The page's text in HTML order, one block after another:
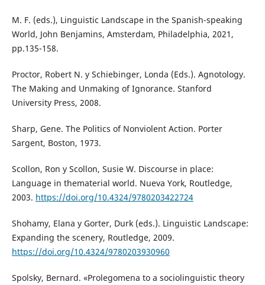
M. F. (eds.), Linguistic Landscape in the Spanish-speaking
World, John Benjamins, Amsterdam, Philadelphia, 2021,
pp.135-158.
Proctor, Robert N. y Schiebinger, Londa (Eds.). Agnotology.
The Making and Unmaking of Ignorance. Stanford
University Press, 2008.
Sharp, Gene. The Politics of Nonviolent Action. Porter
Sargent, Boston, 1973.
Scollon, Ron y Scollon, Susie W. Discourse in place:
Language in thematerial world. Nueva York, Routledge,
2003. https://doi.org/10.4324/9780203422724
Shohamy, Elana y Gorter, Durk (eds.). Linguistic Landscape:
Expanding the scenery, Routledge, 2009.
https://doi.org/10.4324/9780203930960
Spolsky, Bernard. «Prolegomena to a sociolinguistic theory